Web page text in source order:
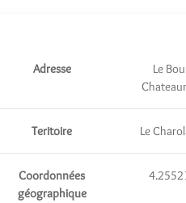
Adresse
Le
Teritoire Le
Coordonnées
géographique